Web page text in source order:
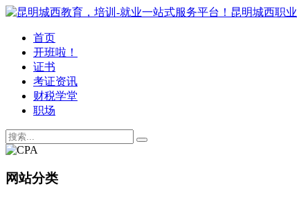
首页
开班啦！
证书
考证资讯
财税学堂
职场
网站分类